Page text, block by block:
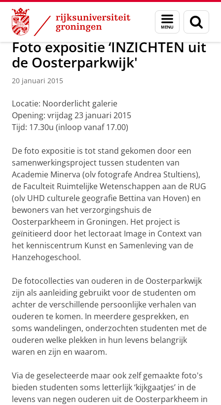
Skip
Content
Skip
Navigation
Menu
en
zoeken
Over ons Actueel Nieuws Nieuwsberichten
Foto expositie ‘INZICHTEN uit
de Oosterparkwijk'
20 januari 2015
Locatie: Noorderlicht galerie
Opening: vrijdag 23 januari 2015
Tijd: 17.30u (inloop vanaf 17.00)
De foto expositie is tot stand gekomen door een
samenwerkingsproject tussen studenten van
Academie Minerva (olv fotografe Andrea Stultiens),
de Faculteit Ruimtelijke Wetenschappen aan de RUG
(olv UHD culturele geografie Bettina van Hoven) en
bewoners van het verzorgingshuis de
Oosterparkheem in Groningen. Het project is
geïnitieerd door het lectoraat Image in Context van
het kenniscentrum Kunst en Samenleving van de
Hanzehogeschool.
De fotocollecties van ouderen in de Oosterparkwijk
zijn als aanleiding gebruikt voor de studenten om
achter de verschillende persoonlijke verhalen van
ouderen te komen. In meerdere gesprekken, en
soms wandelingen, onderzochten studenten met de
ouderen welke plekken in hun levens belangrijk
waren en zijn en waarom.
Via de geselecteerde maar ook zelf gemaakte foto's
bieden studenten soms letterlijk ‘kijkgaatjes’ in de
levens van negen ouderen uit de Oosterparkheem in